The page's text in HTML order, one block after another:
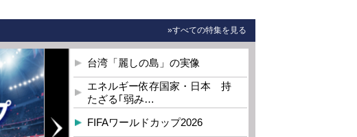
»すべての特集を見る
台湾「麗しの島」の実像
エネルギー依存国家・日本 持
たざる｢弱み…
FIFAワールドカップ2026